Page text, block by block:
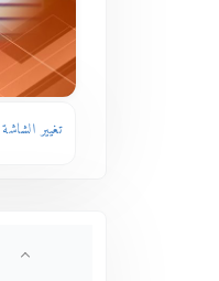
تغيير الشاشة